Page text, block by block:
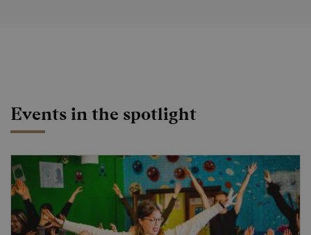
Events in the spotlight